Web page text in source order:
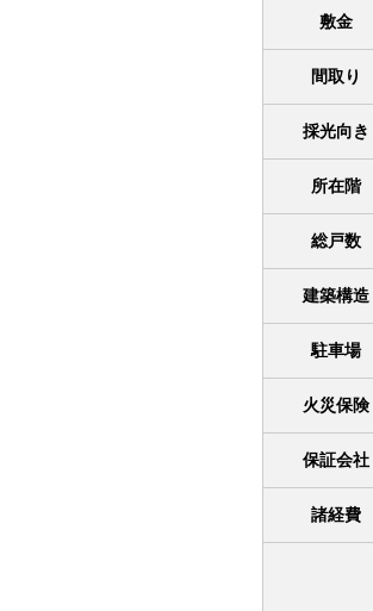
敷金
間取り
採光向き
所在階
総戸数
建築構造
駐車場
火災保険
保証会社
諸経費